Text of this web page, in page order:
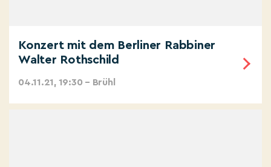
Konzert mit dem Berliner Rabbiner
Walter Rothschild
04.11.21, 19:30 – Brühl